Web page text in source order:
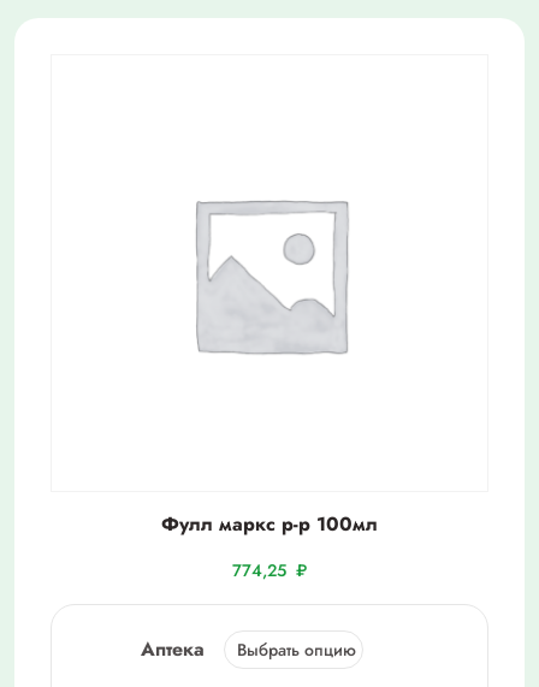
Фулл маркс р-р 100мл
774,25 ₽
Аптека